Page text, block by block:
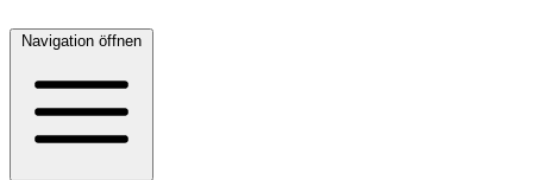
Navigation öffnen